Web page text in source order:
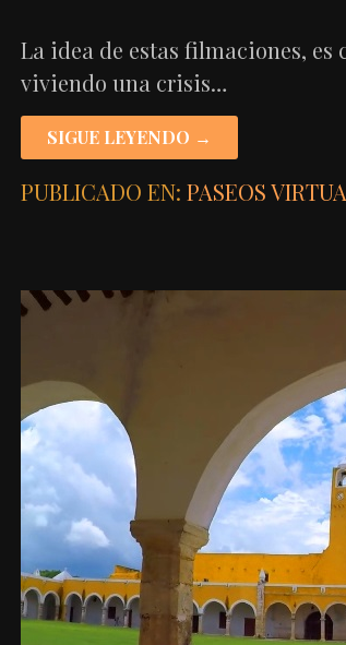
La idea de estas filmaciones,
viviendo una crisis…
SIGUE LEYENDO →
PUBLICADO EN: PASEOS